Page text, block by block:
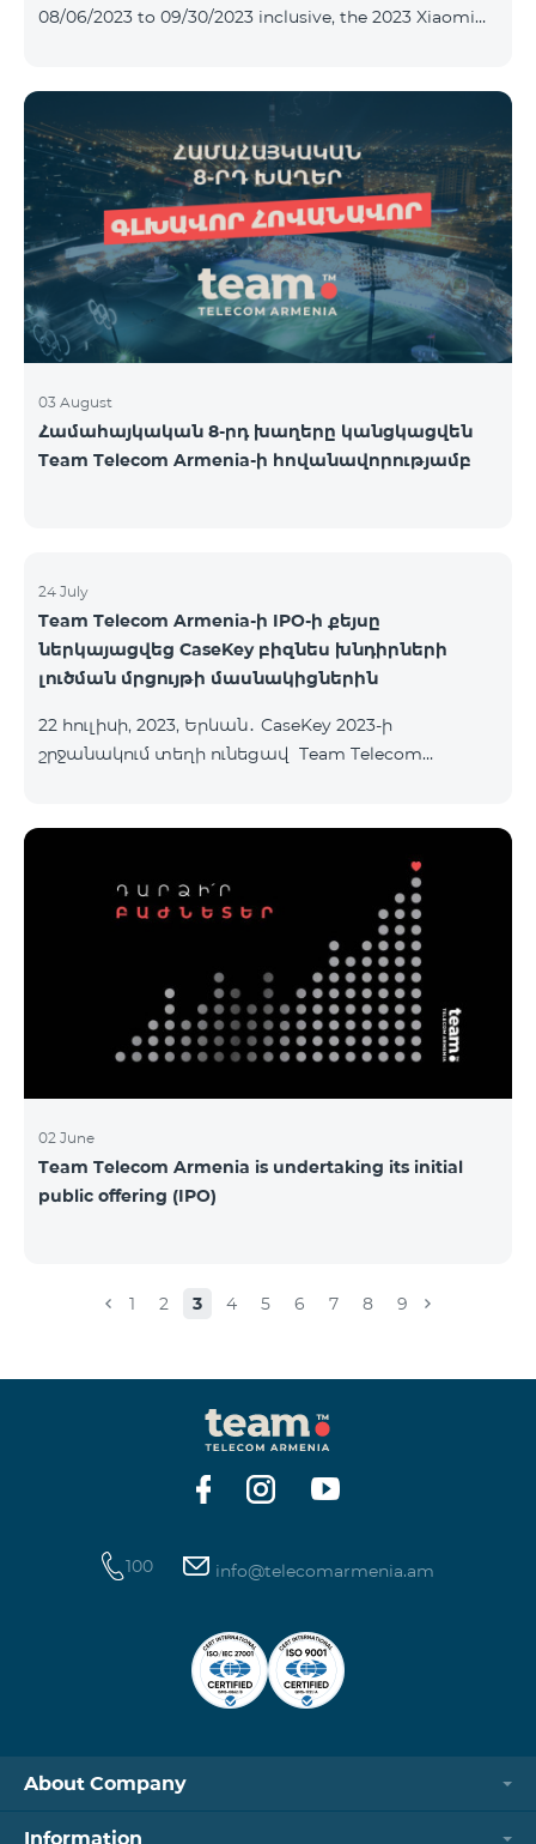
08/06/2023 to 09/30/2023 inclusive, the 2023 Xiaomi
- the 1st month is free. A smartphone can also be
purchased on credit, starting from 1250 AMD per
month. Bank charges are added to the monthly fee.
Tariff terms are below. Prepaid package Teamtok.
Monthly fee: 2500 AMD 250minutes to RA, Artsakh,
USA and Canada, Beeline Russia and Tele2 mob
03 August
Համահայկական 8-րդ խաղերը կանցկացվեն
Team Telecom Armenia-ի հովանավորությամբ
24 July
Team Telecom Armenia-ի IPO-ի քեյսը
ներկայացվեց CaseKey բիզնես խնդիրների
լուծման մրցույթի մասնակիցներին
22 հուլիսի, 2023, Երևան․ CaseKey 2023-ի
շրջանակում տեղի ունեցավ Team Telecom
երիտասարդներ ծանոթացան առաջնային
հրապարակային տեղաբաշխման բոլոր
մանրամասներին ու թիմերին տրամադրվեց
ընկերության զարգացման ռազմավարական
խնդիրը։ Լուծումներ առաջարկելու համար թիմերն
ունենալու են ընդամենը 72 ժամ։ Հաջողություն
մաղթելով մրցույթի մասնակիցներին Team
Telecom Armenia-ի գլխավոր տնօրեն Հայկ
Եսայանը նշեց, որ
02 June
Team Telecom Armenia is undertaking its initial
public offering (IPO)
1 2 3 4 5 6 7 8 9
100 info@telecomarmenia.am
About Company
Information